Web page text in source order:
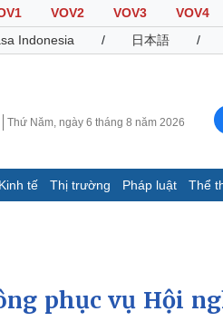
VOV2 VOV3 VOV4
Indonesia / 日本語 /
Thứ Năm, ngày 6 tháng 8 năm 2026
Kinh tế Thị trường Pháp luật Thể
phục vụ Hội